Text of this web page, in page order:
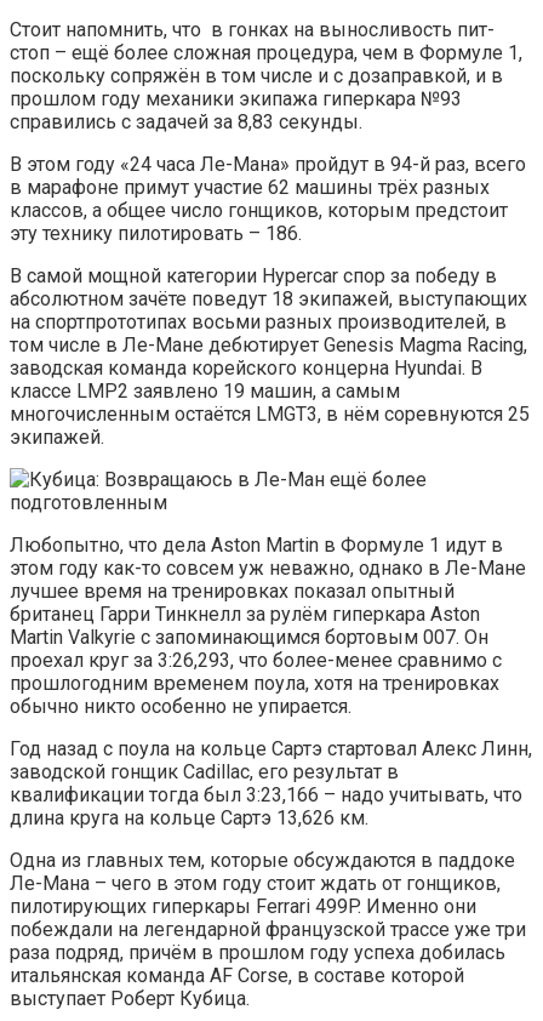
Стоит напомнить, что в гонках на выносливость пит-
стоп – ещё более сложная процедура, чем в Формуле 1,
поскольку сопряжён в том числе и с дозаправкой, и в
прошлом году механики экипажа гиперкара №93
справились с задачей за 8,83 секунды.
В этом году «24 часа Ле-Мана» пройдут в 94-й раз, всего
в марафоне примут участие 62 машины трёх разных
классов, а общее число гонщиков, которым предстоит
эту технику пилотировать – 186.
В самой мощной категории Hypercar спор за победу в
абсолютном зачёте поведут 18 экипажей, выступающих
на спортпрототипах восьми разных производителей, в
том числе в Ле-Мане дебютирует Genesis Magma Racing,
заводская команда корейского концерна Hyundai. В
классе LMP2 заявлено 19 машин, а самым
многочисленным остаётся LMGT3, в нём соревнуются 25
экипажей.
Любопытно, что дела Aston Martin в Формуле 1 идут в
этом году как-то совсем уж неважно, однако в Ле-Мане
лучшее время на тренировках показал опытный
британец Гарри Тинкнелл за рулём гиперкара Aston
Martin Valkyrie с запоминающимся бортовым 007. Он
проехал круг за 3:26,293, что более-менее сравнимо с
прошлогодним временем поула, хотя на тренировках
обычно никто особенно не упирается.
Год назад с поула на кольце Сартэ стартовал Алекс Линн,
заводской гонщик Cadillac, его результат в
квалификации тогда был 3:23,166 – надо учитывать, что
длина круга на кольце Сартэ 13,626 км.
Одна из главных тем, которые обсуждаются в паддоке
Ле-Мана – чего в этом году стоит ждать от гонщиков,
пилотирующих гиперкары Ferrari 499P. Именно они
побеждали на легендарной французской трассе уже три
раза подряд, причём в прошлом году успеха добилась
итальянская команда AF Corse, в составе которой
выступает Роберт Кубица.